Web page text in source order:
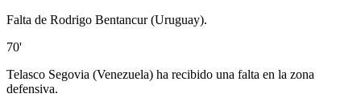
Falta de Rodrigo Bentancur (Uruguay).
70'
Telasco Segovia (Venezuela) ha recibido una falta en la zona
defensiva.